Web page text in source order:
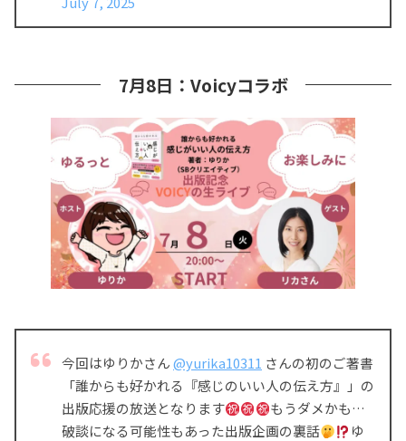
7月8日：Voicyコラボ
今回はゆりかさん@yurika10311 さんの初のご著書
「誰からも好かれる『感じのいい人の伝え方』」の
出版応援の放送となります
もうダメかも…
破談になる可能性もあった出版企画の裏話
ゆ